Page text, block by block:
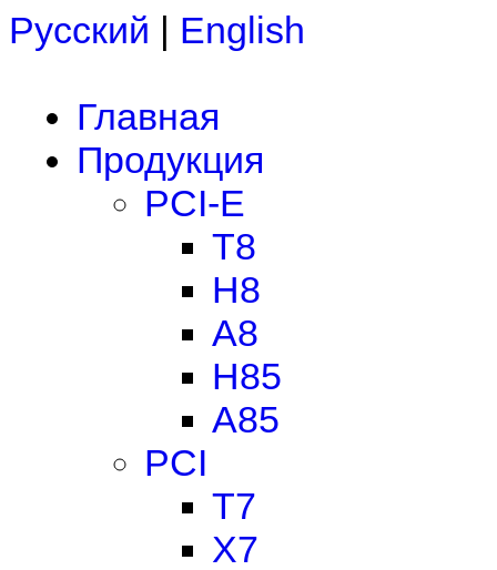
Русский | English
Главная
Продукция
PCI-E
T8
H8
A8
H85
A85
PCI
T7
X7